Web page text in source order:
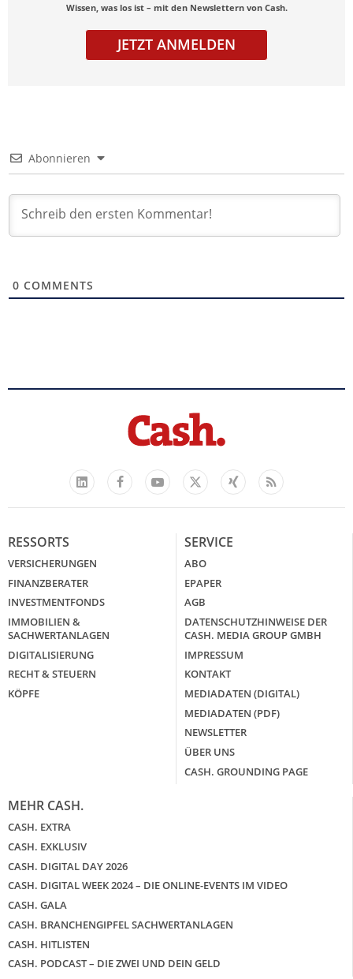
Wissen, was los ist – mit den Newslettern von Cash.
JETZT ANMELDEN
Abonnieren
0 COMMENTS
LinkedIn
FacebookYouTube
X
Xing Feed
RESSORTS
VERSICHERUNGEN
FINANZBERATER
INVESTMENTFONDS
IMMOBILIEN &
SACHWERTANLAGEN
DIGITALISIERUNG
RECHT & STEUERN
KÖPFE
SERVICE
ABO
EPAPER
AGB
DATENSCHUTZHINWEISE DER
CASH. MEDIA GROUP GMBH
IMPRESSUM
KONTAKT
MEDIADATEN (DIGITAL)
MEDIADATEN (PDF)
NEWSLETTER
ÜBER UNS
CASH. GROUNDING PAGE
MEHR CASH.
CASH. EXTRA
CASH. EXKLUSIV
CASH. DIGITAL DAY 2026
CASH. DIGITAL WEEK 2024 – DIE ONLINE-EVENTS IM VIDEO
CASH. GALA
CASH. BRANCHENGIPFEL SACHWERTANLAGEN
CASH. HITLISTEN
CASH. PODCAST – DIE ZWEI UND DEIN GELD